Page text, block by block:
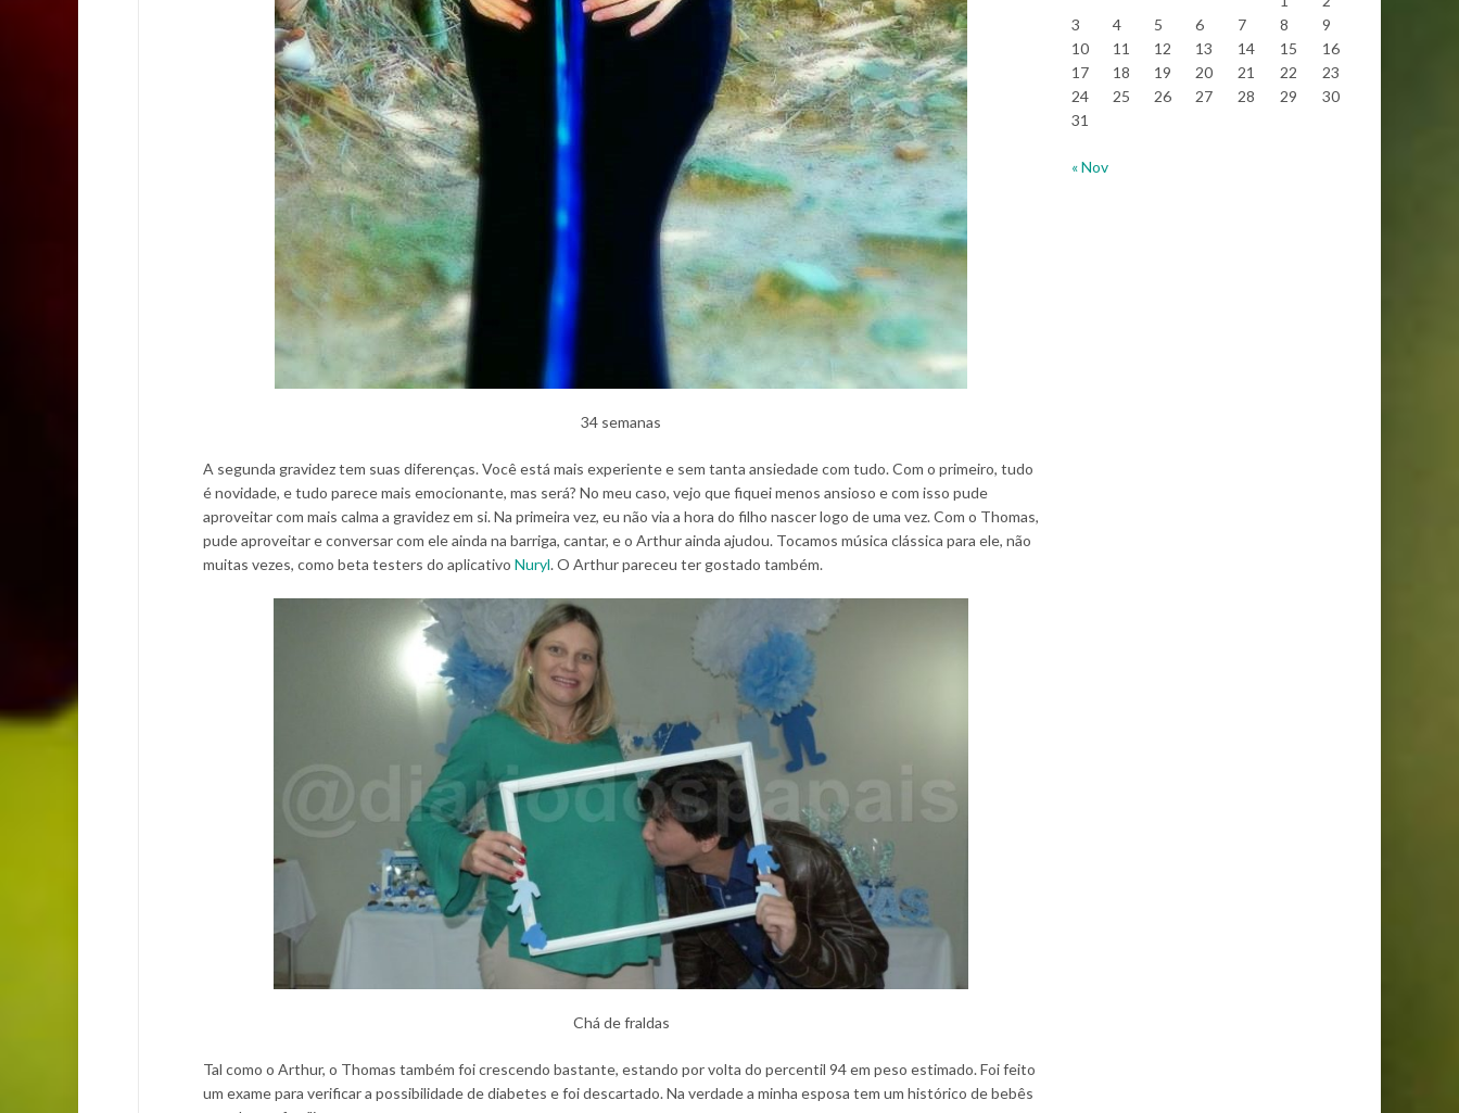
34 semanas
A segunda gravidez tem suas diferenças. Você está mais experiente e sem tanta ansiedade com tudo. Com o primeiro, tudo
é novidade, e tudo parece mais emocionante, mas será? No meu caso, vejo que fiquei menos ansioso e com isso pude
aproveitar com mais calma a gravidez em si. Na primeira vez, eu não via a hora do filho nascer logo de uma vez. Com o Thomas,
pude aproveitar e conversar com ele ainda na barriga, cantar, e o Arthur ainda ajudou. Tocamos música clássica para ele, não
muitas vezes, como beta testers do aplicativo Nuryl. O Arthur pareceu ter gostado também.
Chá de fraldas
Tal como o Arthur, o Thomas também foi crescendo bastante, estando por volta do percentil 94 em peso estimado. Foi feito
um exame para verificar a possibilidade de diabetes e foi descartado. Na verdade a minha esposa tem um histórico de bebês
3
4 5 6 7 8
9
10
11 12 13 14 15
16
17
18 19 20 21 22
23
24
25 26 27 28 29
30
31
« Nov